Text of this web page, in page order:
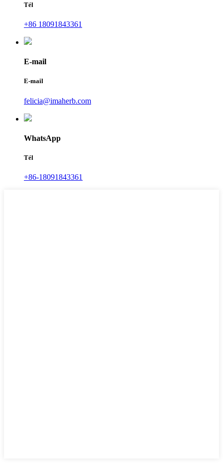
Tél
+86 18091843361
E-mail
E-mail
felicia@imaherb.com
WhatsApp
Tél
+86-18091843361